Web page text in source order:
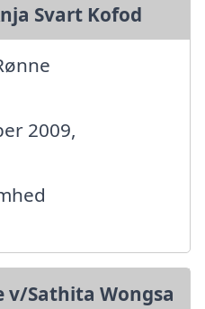
Svart Kofod
2009,
v/Sathita Wongsa